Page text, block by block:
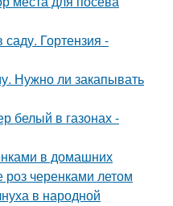
саду. Гортензия -
Нужно ли закапывать
белый в газонах -
в домашних
черенками летом
в народной